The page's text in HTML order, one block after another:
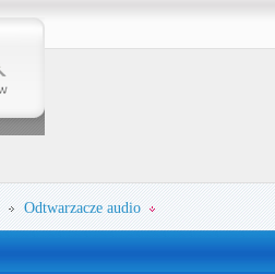
Odtwarzacze audio